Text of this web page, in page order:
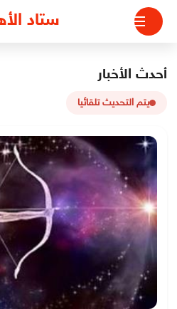
التجاوز
المحتوى
ستاد
أحدث الأخبار
يتم التحديث تلقائيا